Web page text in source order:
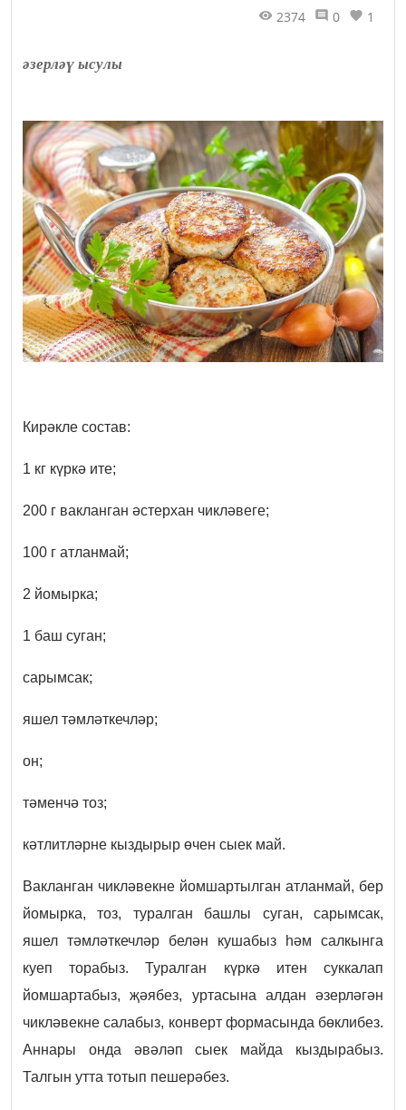
2374 0 1
әзерләү ысулы
Кирәкле состав:
1 кг күркә ите;
200 г вакланган әстерхан чикләвеге;
100 г атланмай;
2 йомырка;
1 баш суган;
сарымсак;
яшел тәмләткечләр;
он;
тәменчә тоз;
кәтлитләрне кыздырыр өчен сыек май.
Вакланган чикләвекне йомшартылган атланмай, бер
йомырка, тоз, туралган башлы суган, сарымсак,
яшел тәмләткечләр белән кушабыз һәм салкынга
куеп торабыз. Туралган күркә итен суккалап
йомшартабыз, җәябез, уртасына алдан әзерләгән
чикләвекне салабыз, конверт формасында бөклибез.
Аннары онда әвәләп сыек майда кыздырабыз.
Талгын утта тотып пешерәбез.